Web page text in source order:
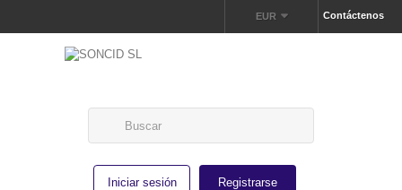
Contáctenos
EUR
Iniciar sesión Registrarse